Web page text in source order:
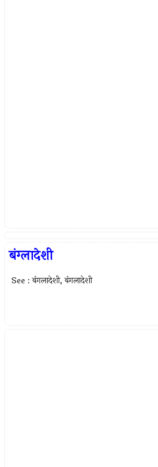
बंग्लादेशी
See : बंगलादेशी, बंगलादेशी